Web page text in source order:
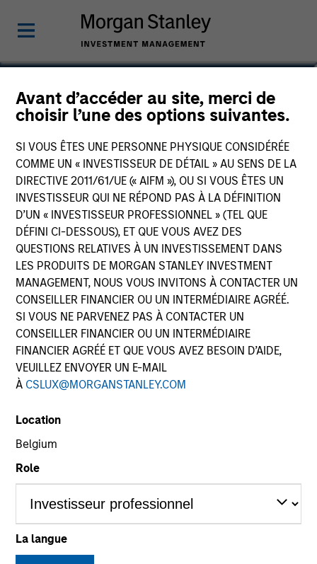
Avant d’accéder au site, merci de
choisir l’une des options suivantes.
SI VOUS ÊTES UNE PERSONNE PHYSIQUE CONSIDÉRÉE
COMME UN « INVESTISSEUR DE DÉTAIL » AU SENS DE LA
DIRECTIVE 2011/61/UE (« AIFM »), OU SI VOUS ÊTES UN
INVESTISSEUR QUI NE RÉPOND PAS À LA DÉFINITION
D’UN « INVESTISSEUR PROFESSIONNEL » (TEL QUE
DÉFINI CI-DESSOUS), ET QUE VOUS AVEZ DES
QUESTIONS RELATIVES À UN INVESTISSEMENT DANS
LES PRODUITS DE MORGAN STANLEY INVESTMENT
MANAGEMENT, NOUS VOUS INVITONS À CONTACTER UN
CONSEILLER FINANCIER OU UN INTERMÉDIAIRE AGRÉÉ.
SI VOUS NE PARVENEZ PAS À CONTACTER UN
CONSEILLER FINANCIER OU UN INTERMÉDIAIRE
FINANCIER AGRÉÉ ET QUE VOUS AVEZ BESOIN D’AIDE,
VEUILLEZ ENVOYER UN E-MAIL
À CSLUX@MORGANSTANLEY.COM
Location
Belgium
Role
La langue
Victoria Eckstein
Managing Director, Chief Operating
Officer
YEARS OF INDUSTRY EXPERIENCE
TEAM